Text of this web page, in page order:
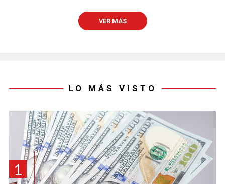
VER MÁS
LO MÁS VISTO
1